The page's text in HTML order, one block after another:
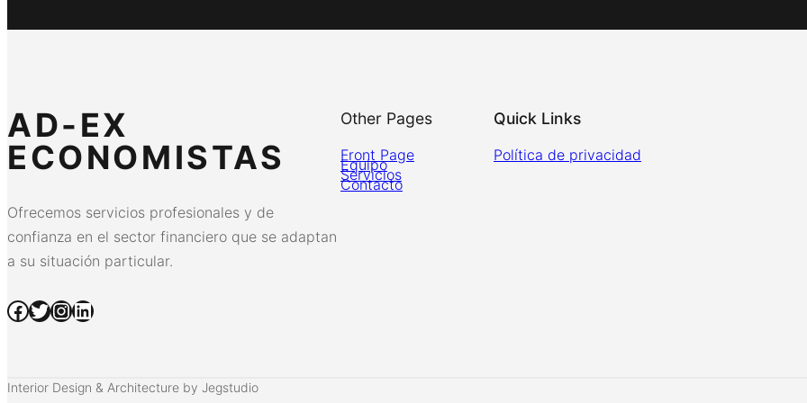
AD-EX
ECONOMISTAS
Ofrecemos servicios profesionales y de
confianza en el sector financiero que se adaptan
a su situación particular.
Facebook Twitter InstagramLinkedIn
Other Pages
Front Page
Equipo
Servicios
Contacto
Quick Links
Política de privacidad
Interior Design & Architecture by Jegstudio